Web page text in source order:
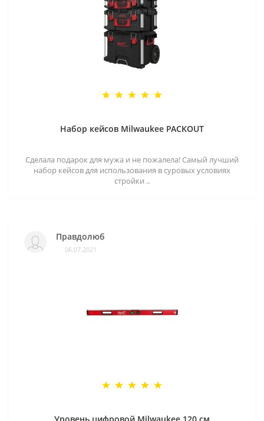
Набор кейсов Milwaukee PACKOUT
Сделала подарок для мужа и не пожалела! Самый лучший
набор кейсов для использования в суровых условиях
стройки ..
Правдолюб
06.07.2021